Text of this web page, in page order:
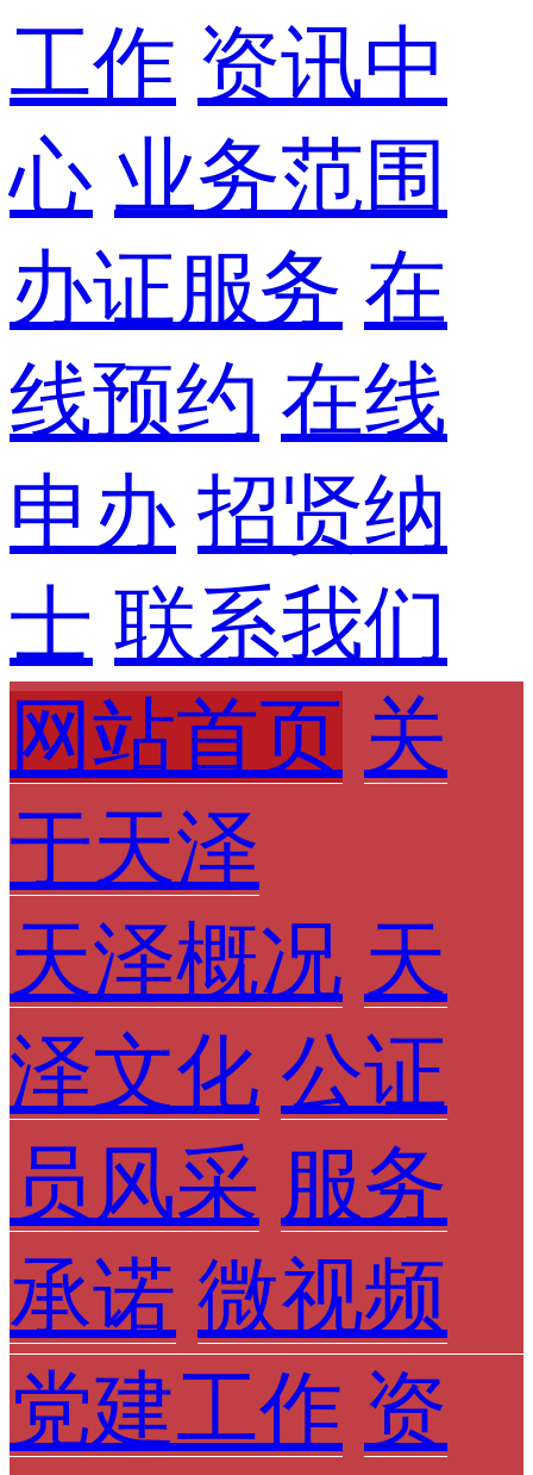
工作 资讯中
心 业务范围
办证服务 在
线预约 在线
申办 招贤纳
士 联系我们
网站首页 关
于天泽
天泽概况 天
泽文化 公证
员风采 服务
承诺 微视频
党建工作 资